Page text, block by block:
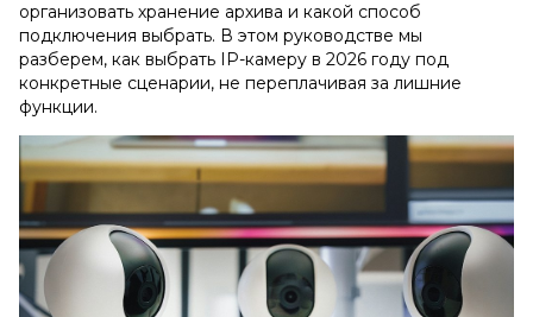
организовать хранение архива и какой способ
подключения выбрать. В этом руководстве мы
разберем, как выбрать IP-камеру в 2026 году под
конкретные сценарии, не переплачивая за лишние
функции.